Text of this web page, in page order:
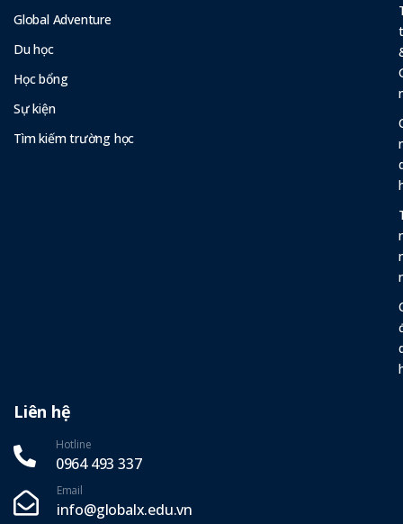
Global Adventure
Du học
Học bổng
Sự kiện
Tìm kiếm trường học
Liên hệ
Hotline
0964 493 337‬
Email
info@globalx.edu.vn